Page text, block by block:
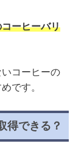
ーヒーバリ
コーヒーの
です。
得できる？